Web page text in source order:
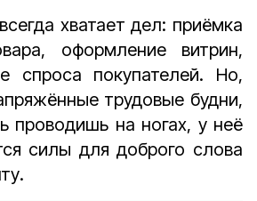
хватает дел: приёмка
оформление витрин,
спроса покупателей. Но,
трудовые будни,
проводишь на ногах, у неё
силы для доброго слова